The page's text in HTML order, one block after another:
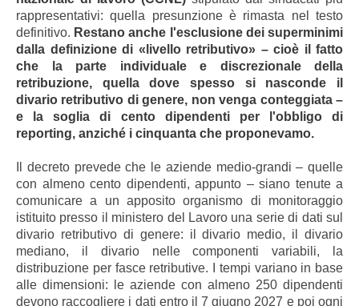
rappresentativi: quella presunzione è rimasta nel testo
definitivo. Restano anche l'esclusione dei superminimi
dalla definizione di «livello retributivo» – cioè il fatto
che la parte individuale e discrezionale della
retribuzione, quella dove spesso si nasconde il
divario retributivo di genere, non venga conteggiata –
e la soglia di cento dipendenti per l'obbligo di
reporting, anziché i cinquanta che proponevamo.
Il decreto prevede che le aziende medio-grandi – quelle
con almeno cento dipendenti, appunto – siano tenute a
comunicare a un apposito organismo di monitoraggio
istituito presso il ministero del Lavoro una serie di dati sul
divario retributivo di genere: il divario medio, il divario
mediano, il divario nelle componenti variabili, la
distribuzione per fasce retributive. I tempi variano in base
alle dimensioni: le aziende con almeno 250 dipendenti
devono raccogliere i dati entro il 7 giugno 2027 e poi ogni